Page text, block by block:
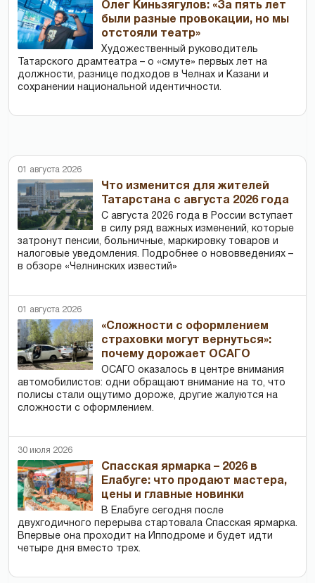
Олег Киньзягулов: «За пять лет
были разные провокации, но мы
отстояли театр»
Художественный руководитель
Татарского драмтеатра – о «смуте» первых лет на
должности, разнице подходов в Челнах и Казани и
сохранении национальной идентичности.
01 августа 2026
Что изменится для жителей
Татарстана с августа 2026 года
С августа 2026 года в России вступает
в силу ряд важных изменений, которые
затронут пенсии, больничные, маркировку товаров и
налоговые уведомления. Подробнее о нововведениях –
в обзоре «Челнинских известий»
01 августа 2026
«Сложности с оформлением
страховки могут вернуться»:
почему дорожает ОСАГО
ОСАГО оказалось в центре внимания
автомобилистов: одни обращают внимание на то, что
полисы стали ощутимо дороже, другие жалуются на
сложности с оформлением.
30 июля 2026
Спасская ярмарка – 2026 в
Елабуге: что продают мастера,
цены и главные новинки
В Елабуге сегодня после
двухгодичного перерыва стартовала Спасская ярмарка.
Впервые она проходит на Ипподроме и будет идти
четыре дня вместо трех.